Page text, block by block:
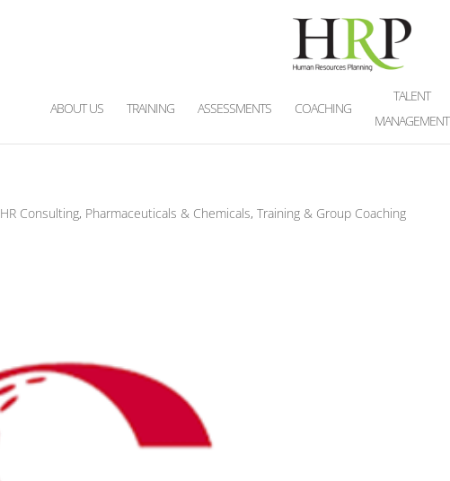
ABOUT US TRAINING ASSESSMENTS COACHING
TALENT
MANAGEMENT
HR Consulting, Pharmaceuticals & Chemicals,Training & Group Coaching